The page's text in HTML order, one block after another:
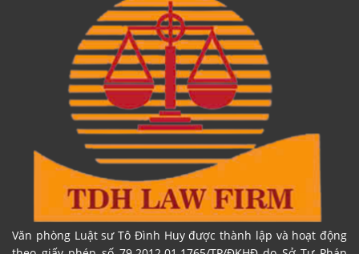
Văn phòng Luật sư Tô Đình Huy được thành lập và hoạt động